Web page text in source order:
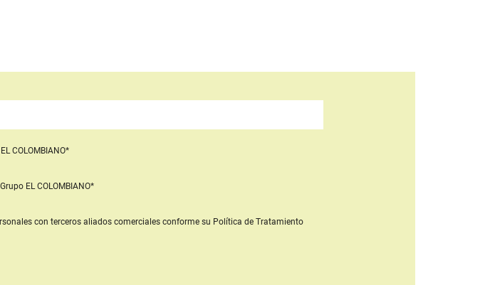
COLOMBIANO*
EL COLOMBIANO*
con terceros aliados comercialesconforme su Política de Tratamiento